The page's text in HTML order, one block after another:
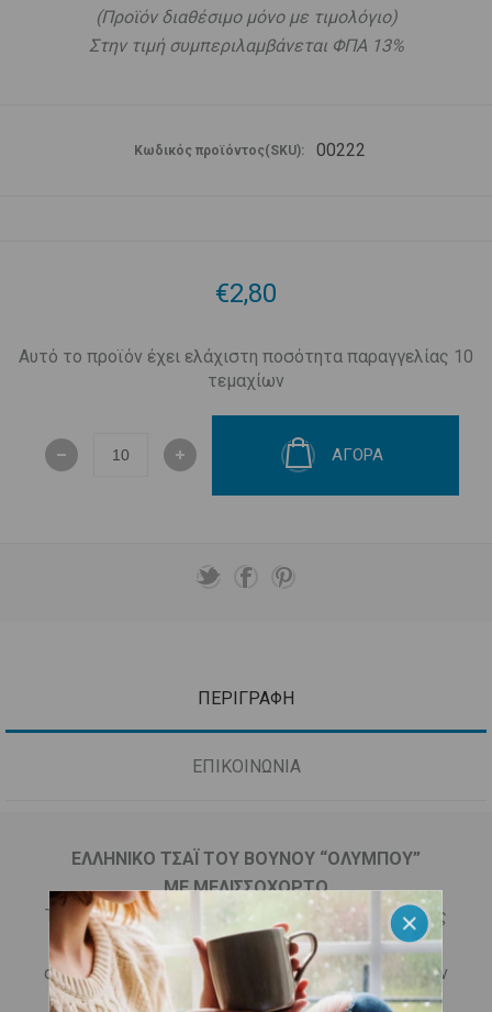
(Προϊόν διαθέσιμο μόνο με τιμολόγιο)
Στην τιμή συμπεριλαμβάνεται ΦΠΑ 13%
Κωδικός προϊόντος(SKU): 00222
€2,80
Αυτό το προϊόν έχει ελάχιστη ποσότητα παραγγελίας 10
τεμαχίων
ΑΓΟΡΑ
ΠΕΡΙΓΡΑΦΗ
ΕΠΙΚΟΙΝΩΝΙΑ
ΕΛΛΗΝΙΚΟ ΤΣΑΪ ΤΟΥ ΒΟΥΝΟΥ “ΟΛΥΜΠΟΥ”
ΜΕΜΕΛΙΣΣΟΧΟΡΤΟ
Τοελληνικότσάι του βουνού είναι γνωστό για τις
αντιμικροβιακές, αντιφλεγμονώδεις και
αντιοξειδωτικές του ιδιότητες - γνωστές από την
αρχαία Ελλάδα και επιστημονικά αποδεδειγμένες